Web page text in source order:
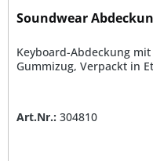
Soundwear
Keyboard-Abdeckung
Gummizug, Verpackt in
Art.Nr.: 304810